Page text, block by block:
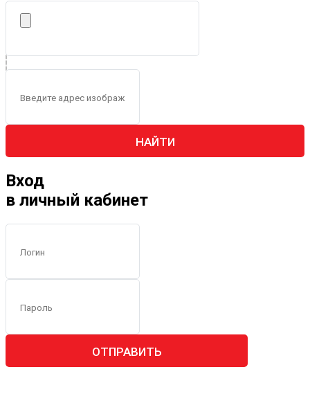
НАЙТИ
Вход
в личный кабинет
ОТПРАВИТЬ